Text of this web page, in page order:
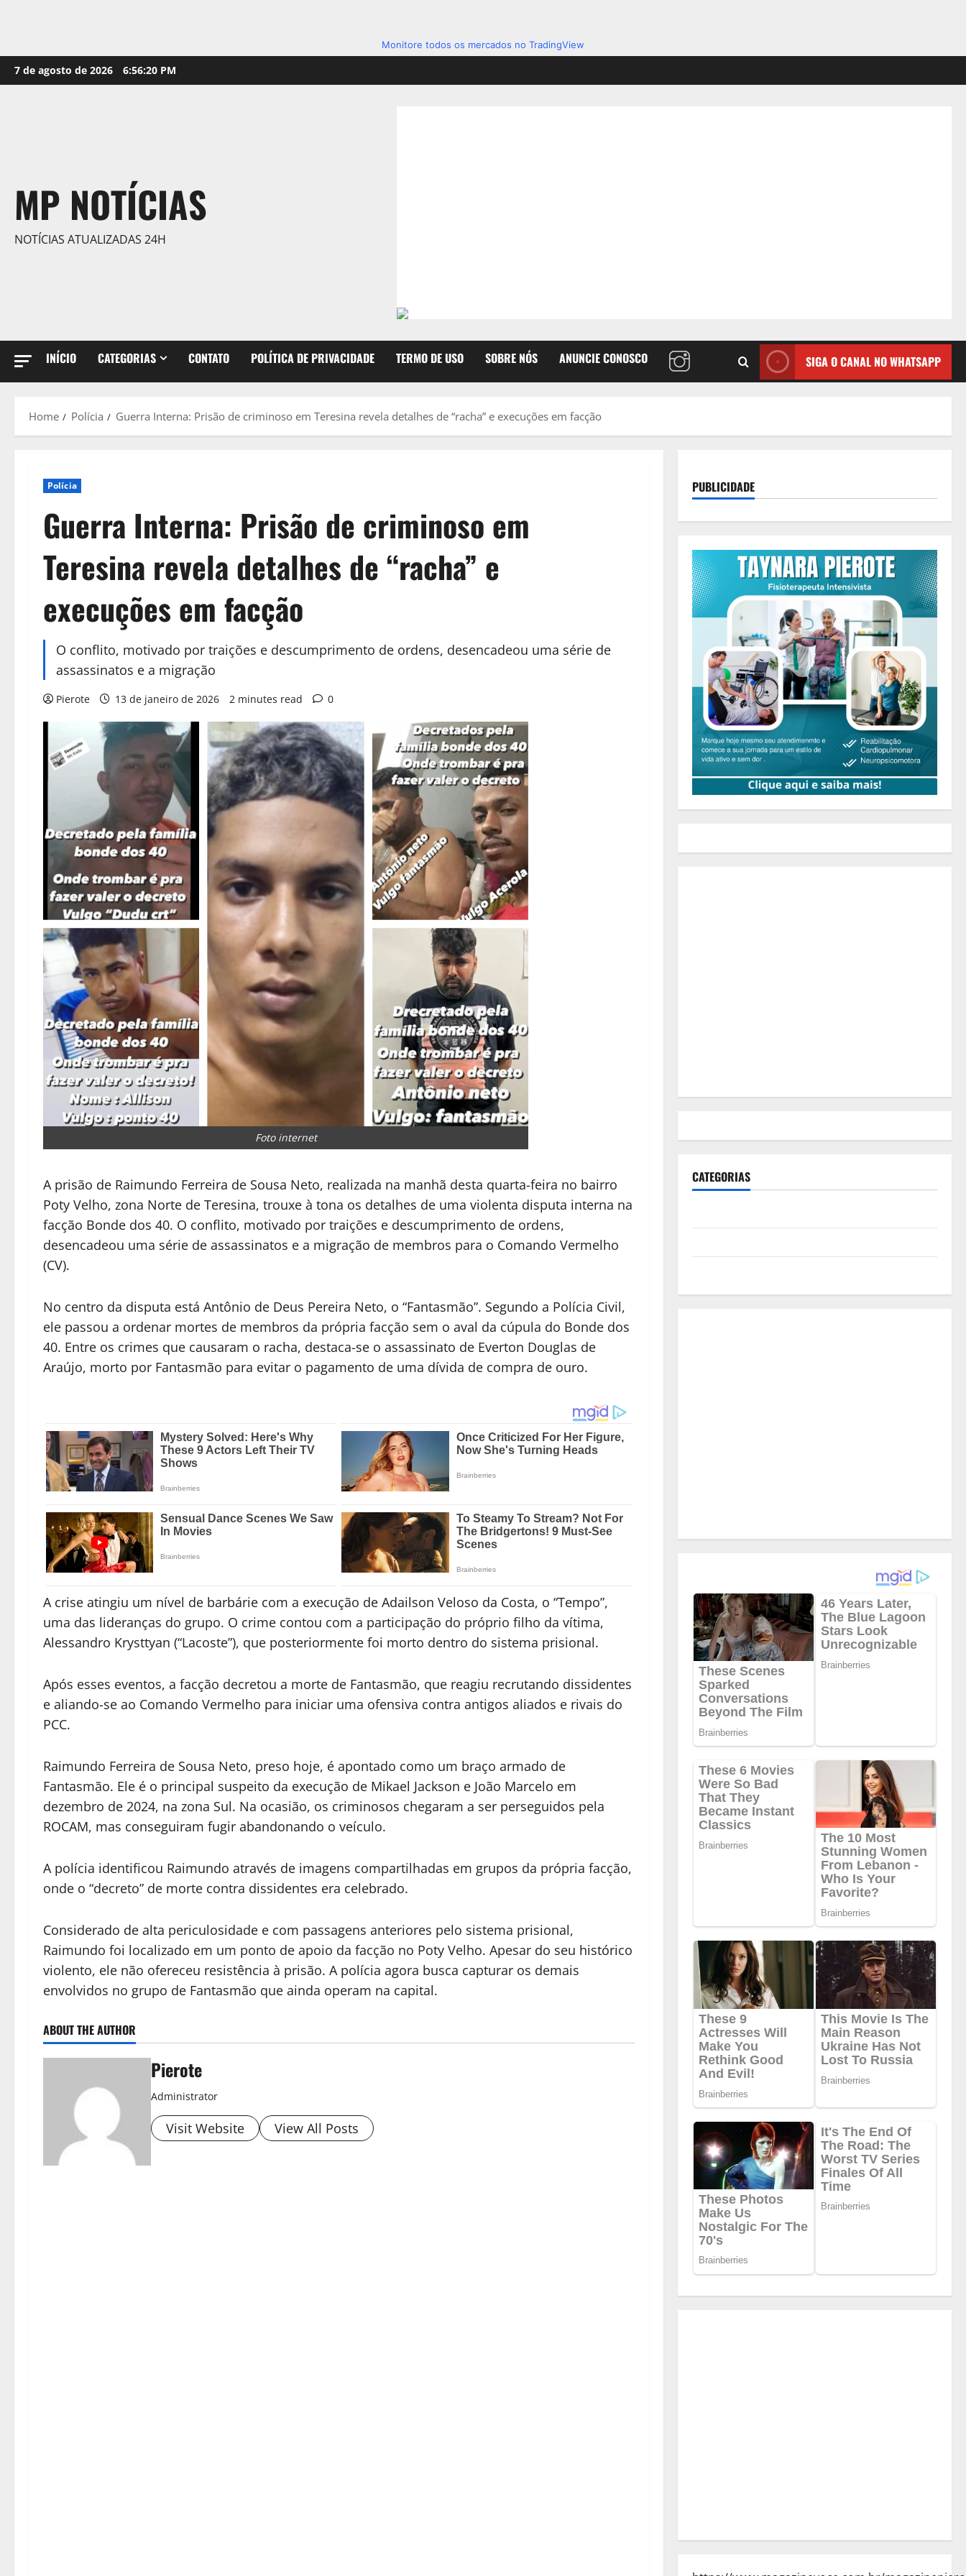
Monitore todos os mercados no TradingView
Skip
to
7 de agosto de 2026 6:56:22 PM
MP NOTÍCIAS
NOTÍCIAS ATUALIZADAS 24H
INÍCIO CATEGORIAS CONTATO POLÍTICA DE PRIVACIDADE TERMO DE USO SOBRE NÓS ANUNCIE CONOSCO SIGA O CANAL NO WHATSAPP
Home Polícia Guerra Interna: Prisão de criminoso em Teresina revela detalhes de “racha” e execuções em facção
Polícia
Guerra Interna: Prisão de criminoso em
Teresina revela detalhes de “racha” e
execuções em facção
O conflito, motivado por traições e descumprimento de ordens, desencadeou uma série de
assassinatos e a migração
Pierote 13 de janeiro de 2026 2 minutes read 0
Foto internet
A prisão de Raimundo Ferreira de Sousa Neto, realizada na manhã desta quarta-feira no bairro
Poty Velho, zona Norte de Teresina, trouxe à tona os detalhes de uma violenta disputa interna na
facção Bonde dos 40. O conflito, motivado por traições e descumprimento de ordens,
desencadeou uma série de assassinatos e a migração de membros para o Comando Vermelho
(CV).
No centro da disputa está Antônio de Deus Pereira Neto, o “Fantasmão”. Segundo a Polícia Civil,
ele passou a ordenar mortes de membros da própria facção sem o aval da cúpula do Bonde dos
40. Entre os crimes que causaram o racha, destaca-se o assassinato de Everton Douglas de
Araújo, morto por Fantasmão para evitar o pagamento de uma dívida de compra de ouro.
A crise atingiu um nível de barbárie com a execução de Adailson Veloso da Costa, o “Tempo”,
uma das lideranças do grupo. O crime contou com a participação do próprio filho da vítima,
Alessandro Krysttyan (“Lacoste”), que posteriormente foi morto dentro do sistema prisional.
Após esses eventos, a facção decretou a morte de Fantasmão, que reagiu recrutando dissidentes
e aliando-se ao Comando Vermelho para iniciar uma ofensiva contra antigos aliados e rivais do
PCC.
Raimundo Ferreira de Sousa Neto, preso hoje, é apontado como um braço armado de
Fantasmão. Ele é o principal suspeito da execução de Mikael Jackson e João Marcelo em
dezembro de 2024, na zona Sul. Na ocasião, os criminosos chegaram a ser perseguidos pela
ROCAM, mas conseguiram fugir abandonando o veículo.
A polícia identificou Raimundo através de imagens compartilhadas em grupos da própria facção,
onde o “decreto” de morte contra dissidentes era celebrado.
Considerado de alta periculosidade e com passagens anteriores pelo sistema prisional,
Raimundo foi localizado em um ponto de apoio da facção no Poty Velho. Apesar do seu histórico
violento, ele não ofereceu resistência à prisão. A polícia agora busca capturar os demais
envolvidos no grupo de Fantasmão que ainda operam na capital.
ABOUT THE AUTHOR
Pierote
Administrator
Visit Website View All Posts
PUBLICIDADE
CATEGORIAS